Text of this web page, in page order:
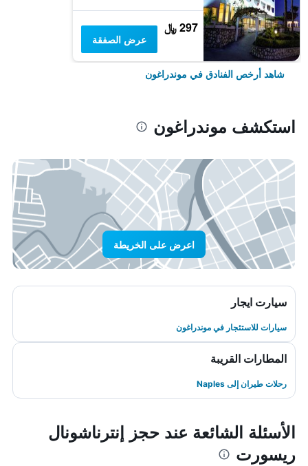
297 ﷼
عرض الصفقة
شاهد أرخص الفنادق في موندراغون
استكشف موندراغون
اعرض على الخريطة
سيارت ايجار
سيارات للاستئجار في موندراغون
المطارات القريبة
رحلات طيران إلى Naples
الأسئلة الشائعة عند حجز إنترناشونال
ريسورت